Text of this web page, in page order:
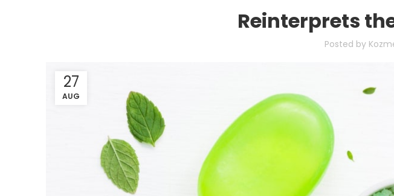
Reinterprets
Posted by
27
AUG